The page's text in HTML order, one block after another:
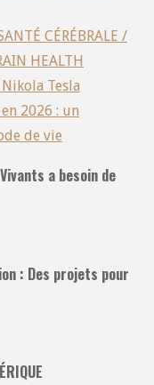
CÉRÉBRALE /
HEALTH
Tesla
2026 : un
de vie
a besoin de
: Des projets pour